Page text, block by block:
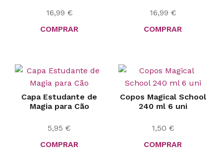
16,99 €
COMPRAR
16,99 €
COMPRAR
Capa Estudante de
Magia para Cão
5,95 €
COMPRAR
Copos Magical School
240 ml 6 uni
1,50 €
COMPRAR